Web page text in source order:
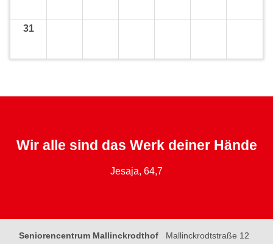
31
Wir alle sind das Werk deiner Hände
Jesaja, 64,7
Seniorencentrum Mallinckrodthof Mallinckrodtstraße 12